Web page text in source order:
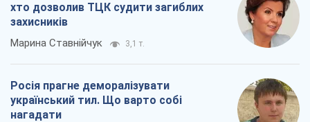
хто дозволив ТЦК судити загиблих
захисників
Марина Ставнійчук 3,1 т.
Росія прагне деморалізувати
український тил. Що варто собі
нагадати